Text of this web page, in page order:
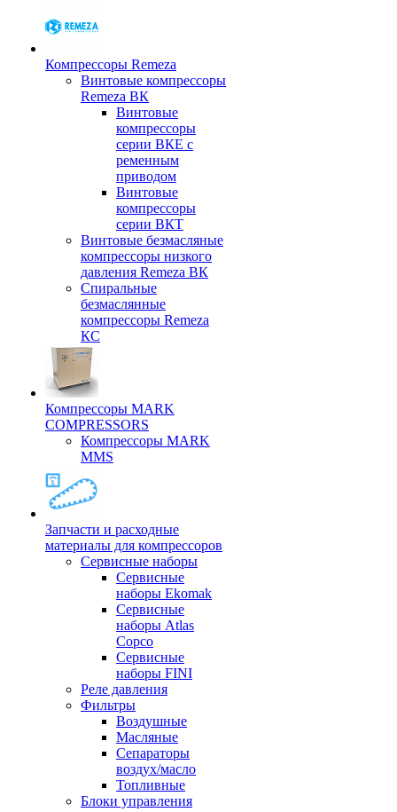
Компрессоры Remeza
Винтовые компрессоры
Remeza ВК
Винтовые
компрессоры
серии ВКЕ с
ременным
приводом
Винтовые
компрессоры
серии ВКТ
Винтовые безмасляные
компрессоры низкого
давления Remeza ВК
Спиральные
безмаслянные
компрессоры Remeza
КС
Компрессоры MARK
COMPRESSORS
Компрессоры MARK
MMS
Запчасти и расходные
материалы для компрессоров
Cервисные наборы
Сервисные
наборы Ekomak
Cервисные
наборы Atlas
Copco
Сервисные
наборы FINI
Реле давления
Фильтры
Воздушные
Масляные
Сепараторы
воздух/масло
Топливные
Блоки управления